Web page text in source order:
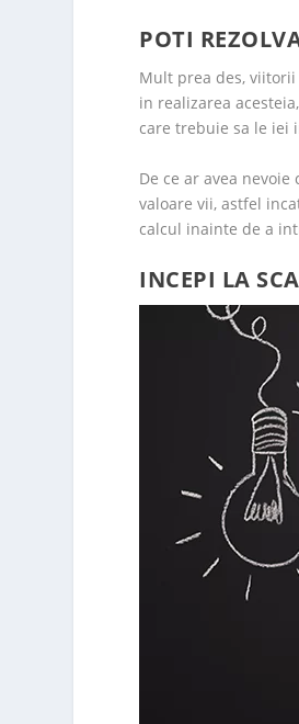
POTI
Mult prea des,
in realizarea
care trebuie sa le iei
De ce ar avea
valoare vii, astfel
calcul inainte de a
INCEPI LA